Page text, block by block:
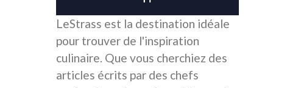
LeStrass est la destination idéale
pour trouver de l'inspiration
culinaire. Que vous cherchiez des
articles écrits par des chefs